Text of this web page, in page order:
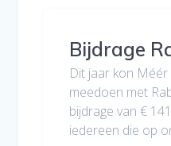
Bijdrage
Dit jaar kon
meedoen met
bijdrage van €
iedereen die op